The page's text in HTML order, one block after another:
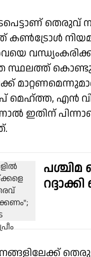
തെരുവ്
സ്ഥലത്ത്
മെഹ്ത്ത,
ഇതിന്